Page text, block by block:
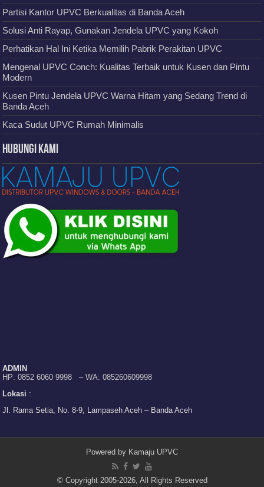
Partisi Kantor UPVC Berkualitas di Banda Aceh
Solusi Anti Rayap, Gunakan Jendela UPVC yang Kokoh
Perhatikan Hal Ini Ketika Memilih Pabrik Perakitan UPVC
Mengenal UPVC Conch: Kualitas Terbaik untuk Kusen dan Pintu
Modern
Kusen Pintu Jendela UPVC Warna Hitam yang Sedang Trend di
Banda Aceh
Kaca Sudut UPVC Rumah Minimalis
Hubungi Kami
ADMIN
HP: 0852 6060 9998 –WA: 085260609998
Lokasi :
Jl. Rama Setia, No. 8-9, Lampaseh Aceh – Banda Aceh
Powered by Kamaju UPVC
© Copyright 2005-2026, All Rights Reserved